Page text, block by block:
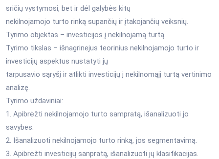
sričių vystymosi, bet ir dėl galybės kitų
nekilnojamojo turto rinką supančių ir įtakojančių veiksnių.
Tyrimo objektas – investicijos į nekilnojamą turtą.
Tyrimo tikslas – išnagrinejus teorinius nekilnojamojo turto ir
investicijų aspektus nustatyti jų
tarpusavio sąryšį ir atlikti investicijų į nekilnomąjį turtą vertinimo
analizę.
Tyrimo uždaviniai:
1. Apibrėžti nekilnojamojo turto sampratą, išanalizuoti jo
savybes.
2. Išanalizuoti nekilnojamojo turto rinką, jos segmentavimą.
3. Apibrėžti investicijų sanpratą, išanalizuoti jų klasifikacijas.